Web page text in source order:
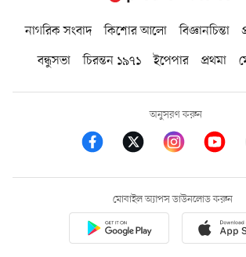
নাগরিক সংবাদ কিশোর আলো বিজ্ঞানচিন্তা
বন্ধুসভা
চিরন্তন ১৯৭১ ইপেপার প্রথমা
অনুসরণ করুন
মোবাইল অ্যাপস ডাউনলোড করুন